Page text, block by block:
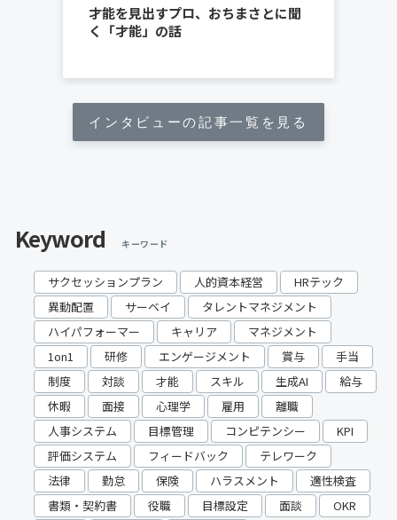
才能を見出すプロ、おちまさとに聞
く「才能」の話
インタビューの記事一覧を見る
Keyword キーワード
サクセッションプラン 人的資本経営
HRテック
異動配置
サーベイ
タレントマネジメント
ハイパフォーマー
キャリア
マネジメント
1on1
研修 エンゲージメント 賞与
手当
制度
対談 才能 スキル 生成AI
給与
休暇
面接 心理学 雇用
離職
人事システム
目標管理 コンピテンシー
KPI
評価システム
フィードバック
テレワーク
法律
勤怠 保険 ハラスメント
適性検査
書類・契約書
役職 目標設定 面談 OKR